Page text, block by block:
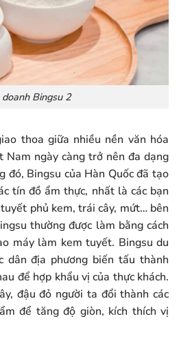
doanh Bingsu 2
thoa giữa nhiều nền văn hóa
Nam ngày càng trở nên đa dạng
đó, Bingsu của Hàn Quốc đã tạo
tín đồ ẩm thực, nhất là các bạn
phủ kem, trái cây, mứt… bên
thường được làm bằng cách
máy làm kem tuyết. Bingsu du
dân địa phương biến tấu thành
để hợp khẩu vị của thực khách.
đậu đỏ người ta đổi thành các
để tăng độ giòn, kích thích vị